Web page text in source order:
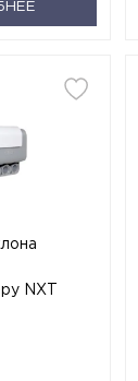
NXT